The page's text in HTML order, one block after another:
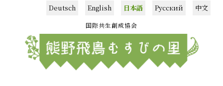
Deutsch English 日本語 Русский 中文
国際共生創成協会